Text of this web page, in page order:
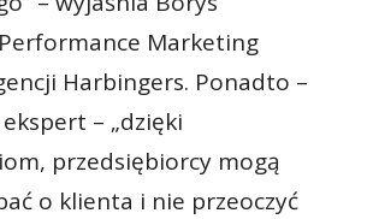
Marketing
Harbingers. Ponadto –
– „dzięki
przedsiębiorcy mogą
o klienta i nie przeoczyć